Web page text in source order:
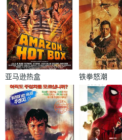
亚马逊热盒 铁拳怒潮